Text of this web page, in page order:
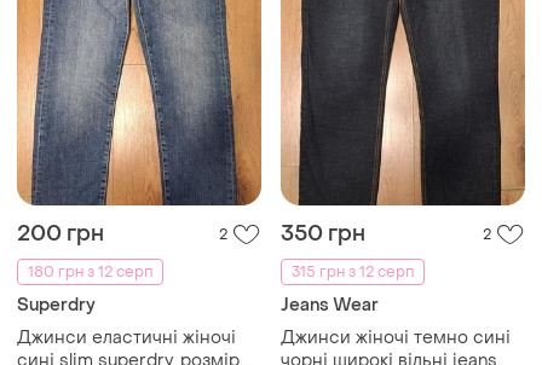
200 грн
2
180 грн з 12 серп
Superdry
Джинси еластичні жіночі
сині slim superdry, розмір
350 грн
2
315 грн з 12 серп
Jeans Wear
Джинси жіночі темно сині
чорні широкі вільні jeans